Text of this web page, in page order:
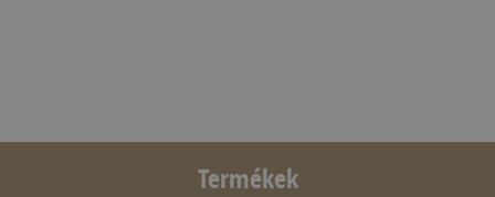
Termékek